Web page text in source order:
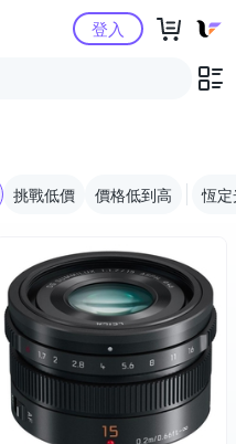
購物中心登入
挑戰低價 價格低到高 恆